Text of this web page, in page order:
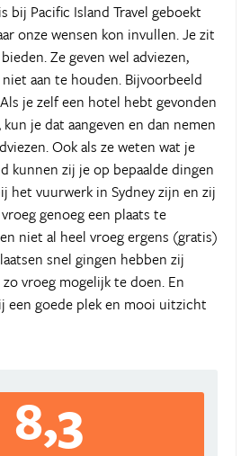
bij Pacific Island Travel geboekt
onze wensen kon invullen. Je zit
Ze geven wel adviezen,
aan te houden. Bijvoorbeeld
je zelf een hotel hebt gevonden
je dat aangeven en dan nemen
Ook als ze weten wat je
kunnen zij je op bepaalde dingen
het vuurwerk in Sydney zijn en zij
genoeg een plaats te
niet al heel vroeg ergens (gratis)
snel gingen hebben zij
vroeg mogelijk te doen. En
een goede plek en mooi uitzicht
8,3